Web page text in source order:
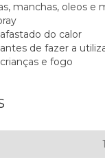
manchas, oleos e
do calor
de fazer a
e fogo